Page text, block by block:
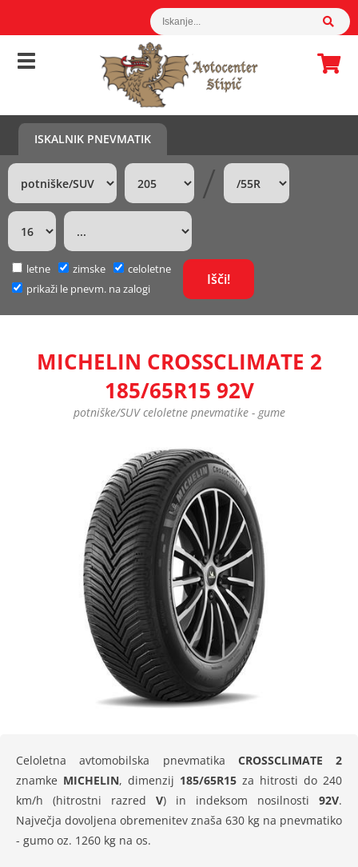
ISKALNIK PNEVMATIK
/
letne zimske
celoletne
prikaži le pnevm. na zalogi
MICHELIN CROSSCLIMATE 2
185/65R15 92V
potniške/SUV celoletne pnevmatike - gume
Celoletna avtomobilska pnevmatika CROSSCLIMATE 2
znamke MICHELIN, dimenzij 185/65R15 za hitrosti do 240
km/h (hitrostni razred V) in indeksom nosilnosti 92V.
Največja dovoljena obremenitev znaša 630 kg na pnevmatiko
- gumo oz. 1260 kg na os.